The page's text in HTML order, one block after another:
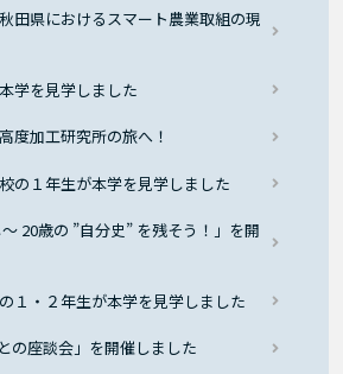
田県におけるスマート農業取組の現
学を見学しました
度加工研究所の旅へ！
の１年生が本学を見学しました
20歳の ”自分史” を残そう！」を開
１・２年生が本学を見学しました
の座談会」を開催しました